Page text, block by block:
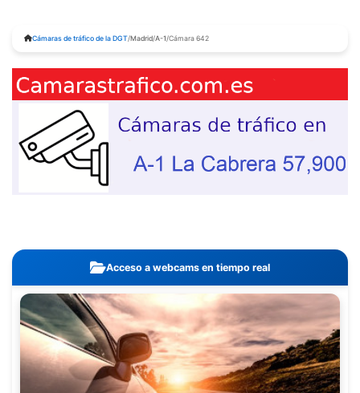
Cámaras de tráfico de la DGT/Madrid/A-1 /Cámara 642
Acceso a webcams en tiempo real